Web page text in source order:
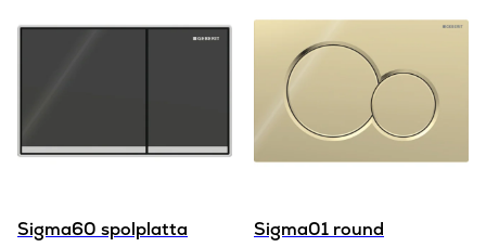
Sigma60 spolplatta Sigma01 round